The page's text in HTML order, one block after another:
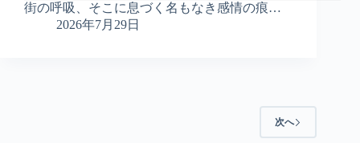
街の呼吸、そこに息づく名もなき感情の痕…
2026年7月29日
次へ